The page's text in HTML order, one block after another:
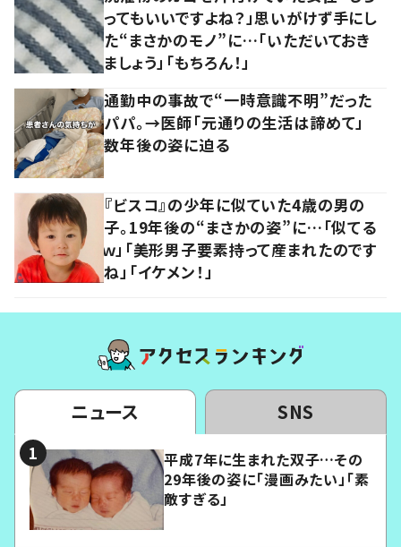
ってもいいですよね？」思いがけず手にし
た“まさかのモノ”に…「いただいておき
ましょう」「もちろん！」
通勤中の事故で“一時意識不明”だった
パパ。→医師「元通りの生活は諦めて」
数年後の姿に迫る
『ビスコ』の少年に似ていた4歳の男の
子。19年後の“まさかの姿”に…「似てる
ｗ」「美形男子要素持って産まれたのです
ね」「イケメン！」
ニュース SNS
平成7年に生まれた双子…その
29年後の姿に「漫画みたい」「素
敵すぎる」